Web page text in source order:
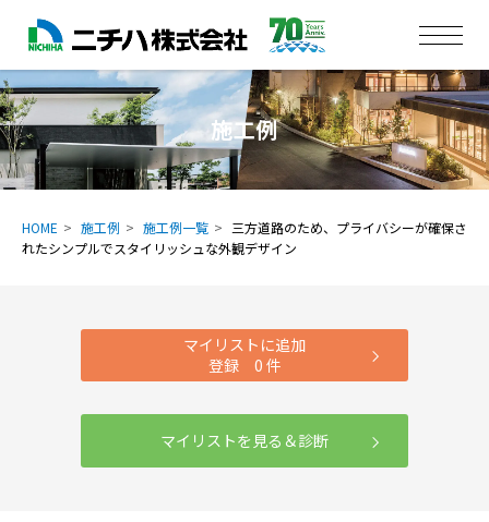
施工例
HOME 施工例 施工例一覧
三方道路のため、プライバシーが確保さ
れたシンプルでスタイリッシュな外観デザイン
マイリストに追加
登録 0 件
マイリストを見る＆診断